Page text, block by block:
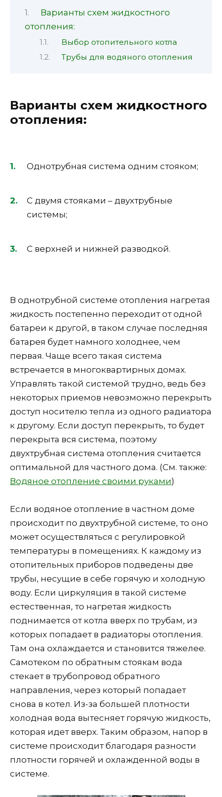
Варианты схем жидкостного
отопления:
Выбор отопительного котла
Трубы для водяного отопления
Варианты схем жидкостного
отопления:
Однотрубная система одним стояком;
С двумя стояками – двухтрубные
системы;
С верхней и нижней разводкой.
В однотрубной системе отопления нагретая
жидкость постепенно переходит от одной
батареи к другой, в таком случае последняя
батарея будет намного холоднее, чем
первая. Чаще всего такая система
встречается в многоквартирных домах.
Управлять такой системой трудно, ведь без
некоторых приемов невозможно перекрыть
доступ носителю тепла из одного радиатора
к другому. Если доступ перекрыть, то будет
перекрыта вся система, поэтому
двухтрубная система отопления считается
оптимальной для частного дома. (См. также:
Водяное отопление своими руками)
Если водяное отопление в частном доме
происходит по двухтрубной системе, то оно
может осуществляться с регулировкой
температуры в помещениях. К каждому из
отопительных приборов подведены две
трубы, несущие в себе горячую и холодную
воду. Если циркуляция в такой системе
естественная, то нагретая жидкость
поднимается от котла вверх по трубам, из
которых попадает в радиаторы отопления.
Там она охлаждается и становится тяжелее.
Самотеком по обратным стоякам вода
стекает в трубопровод обратного
направления, через который попадает
снова в котел. Из-за большей плотности
холодная вода вытесняет горячую жидкость,
которая идет вверх. Таким образом, напор в
системе происходит благодаря разности
плотности горячей и охлажденной воды в
системе.